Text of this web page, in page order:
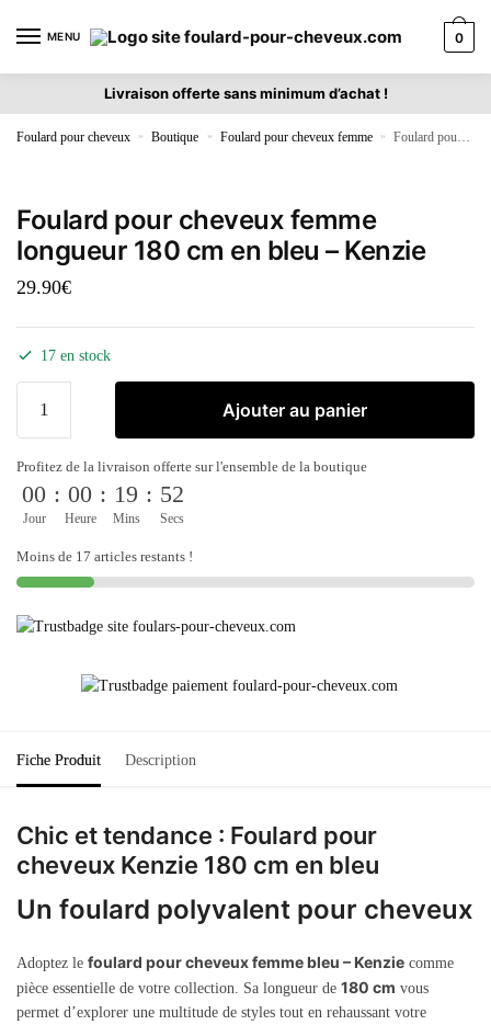
MENU 0
Livraison offerte sans minimum d’achat !
Foulard pour cheveux » Boutique » Foulard pour cheveux femme » Foulard pour cheveux femme longueur 180 cm en bleu – Kenzie
Foulard pour cheveux femme
longueur 180 cm en bleu – Kenzie
29.90€
17 en stock
Ajouter au panier
Profitez de la livraison offerte sur l'ensemble de la boutique
00
Jour
: 00
Heure
: 19
Mins
: 52
Secs
Moins de 17 articles restants !
Fiche Produit Description
Chic et tendance : Foulard pour
cheveux Kenzie 180 cm en bleu
Un foulard polyvalent pour cheveux
Adoptez le foulard pour cheveux femme bleu – Kenzie comme
pièce essentielle de votre collection. Sa longueur de 180 cm vous
permet d’explorer une multitude de styles tout en rehaussant votre